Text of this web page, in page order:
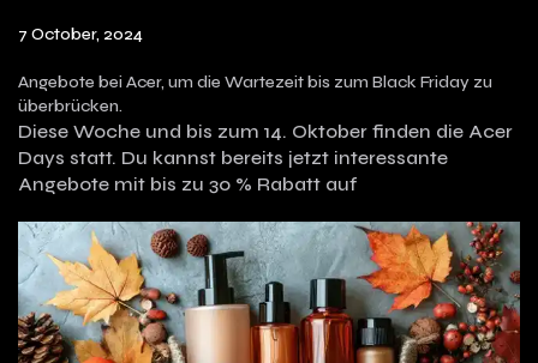
7 October, 2024
Angebote bei Acer, um die Wartezeit bis zum Black Friday zu
überbrücken.
Diese Woche und bis zum 14. Oktober finden die Acer
Days statt. Du kannst bereits jetzt interessante
Angebote mit bis zu 30 % Rabatt auf